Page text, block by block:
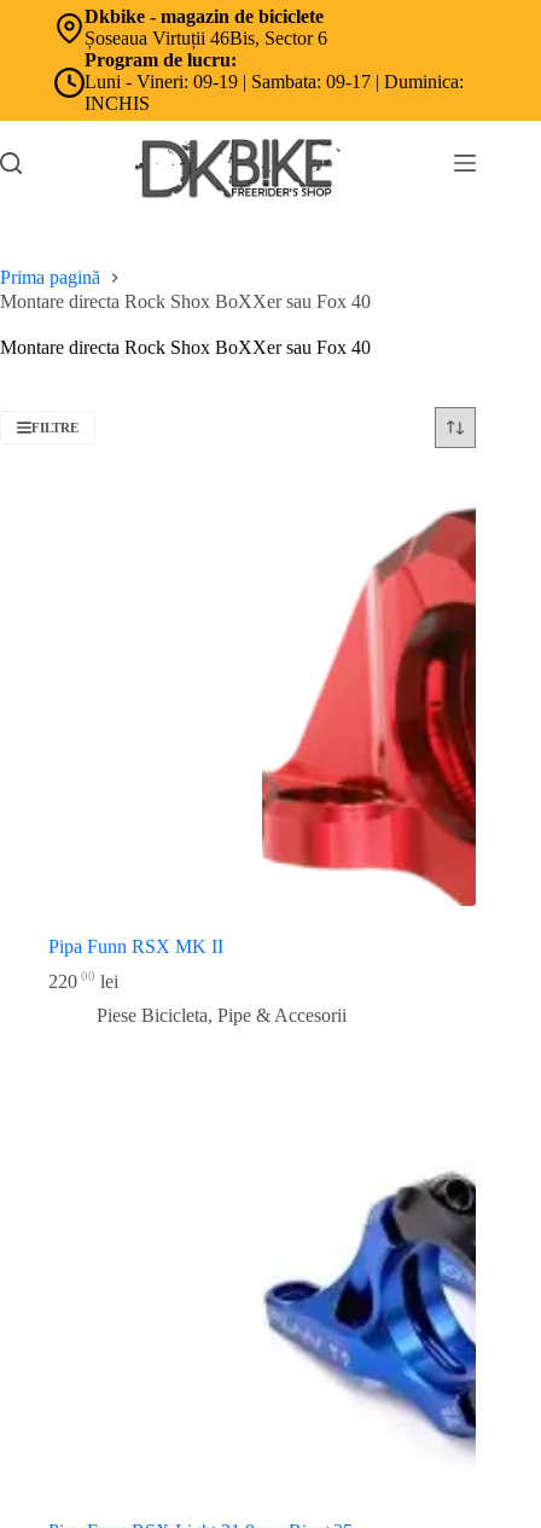
Dkbike - magazin de biciclete
Șoseaua Virtuții 46Bis, Sector 6
Program de lucru:
Luni - Vineri: 09-19 | Sambata: 09-17 | Duminica:
INCHIS
Prima pagină
Montare directa Rock Shox BoXXer sau Fox 40
Montare directa Rock Shox BoXXer sau Fox 40
FILTRE
Pipa Funn RSX MK II
220 00 lei
Piese Bicicleta, Pipe & Accesorii